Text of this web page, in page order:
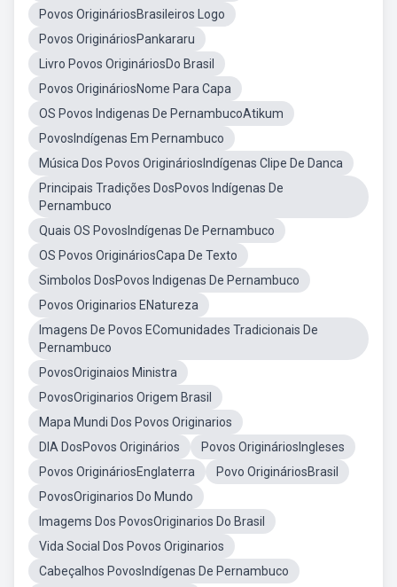
Povos OrigináriosBrasileiros Logo
Povos OrigináriosPankararu
Livro Povos OrigináriosDo Brasil
Povos OrigináriosNome Para Capa
OS Povos Indigenas De PernambucoAtikum
PovosIndígenas Em Pernambuco
Música Dos Povos OrigináriosIndígenas Clipe De Danca
Principais Tradições DosPovos Indígenas De
Pernambuco
Quais OS PovosIndígenas De Pernambuco
OS Povos OrigináriosCapa De Texto
Simbolos DosPovos Indigenas De Pernambuco
Povos Originarios ENatureza
Imagens De Povos EComunidades Tradicionais De
Pernambuco
PovosOriginaios Ministra
PovosOriginarios Origem Brasil
Mapa Mundi Dos Povos Originarios
DIA DosPovos Originários
Povos OrigináriosIngleses
Povos OrigináriosEnglaterra
Povo OrigináriosBrasil
PovosOriginarios Do Mundo
Imagems Dos PovosOriginarios Do Brasil
Vida Social Dos Povos Originarios
Cabeçalhos PovosIndígenas De Pernambuco